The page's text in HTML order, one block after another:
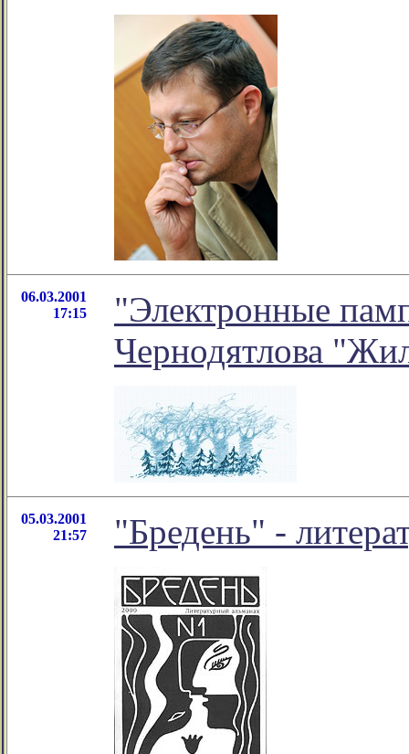
06.03.2001
17:15
"Электронные
Чернодятлова
05.03.2001
21:57
"Бредень" -